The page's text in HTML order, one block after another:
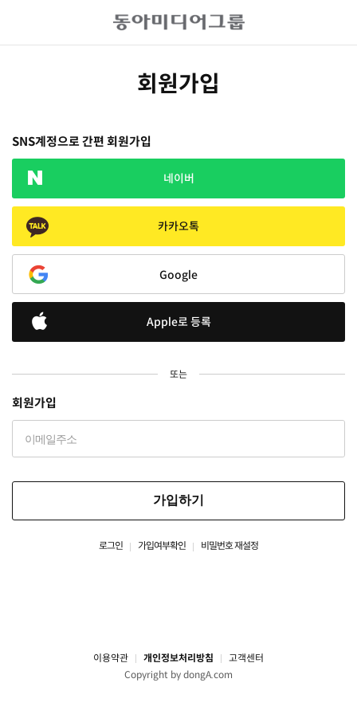
회원가입
SNS계정으로 간편 회원가입
네이버
카카오톡
Google
Apple로 등록
또는
회원가입
가입하기
로그인 가입여부확인 비밀번호 재설정
이용약관 개인정보처리방침
고객센터
Copyright by dongA.com